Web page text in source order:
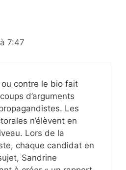
7:47
contre le bio fait
d’arguments
Les
n’élèvent en
Lors de la
chaque candidat en
Sandrine